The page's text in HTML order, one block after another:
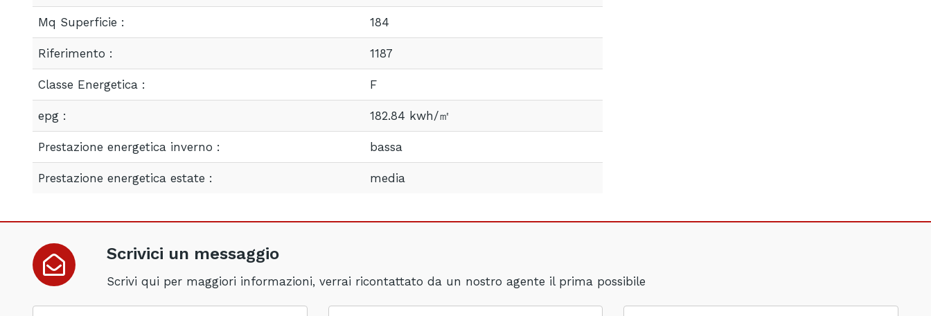
Mq Superficie : 184
Riferimento : 1187
Classe Energetica : F
epg : 182.84 kwh/㎡
Prestazione energetica inverno : bassa
Prestazione energetica estate : media
Scrivici un messaggio
Scrivi qui per maggiori informazioni, verrai ricontattato da un nostro agente il prima possibile